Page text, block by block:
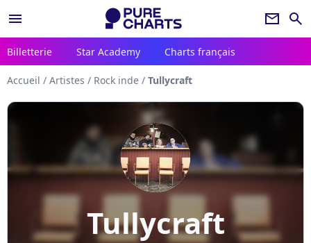
menu newsletter search
Billetterie Star Academy Charts français
Accueil / Artistes / Rock inde / Tullycraft
Tullycraft